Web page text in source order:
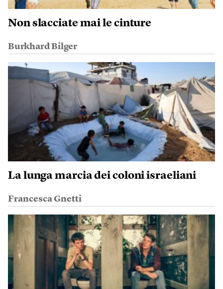
Non slacciate mai le cinture
Burkhard Bilger
La lunga marcia dei coloni israeliani
Francesca Gnetti